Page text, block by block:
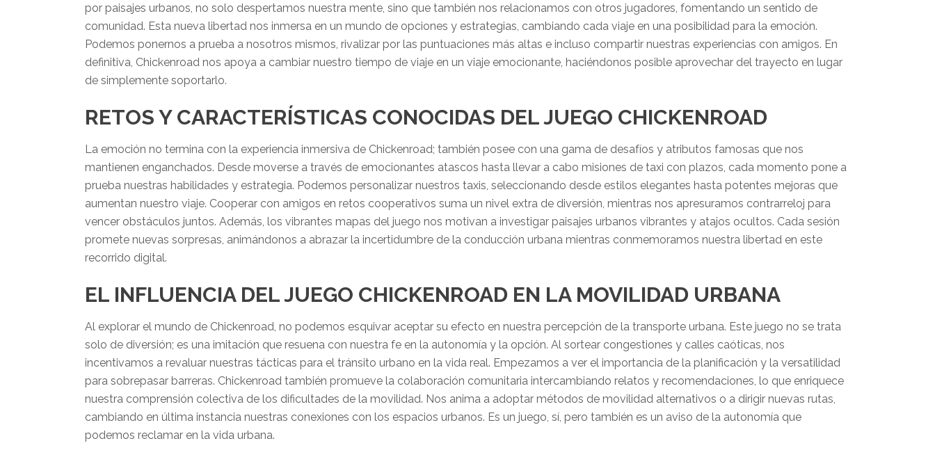
por paisajes urbanos, no solo despertamos nuestra mente, sino que también nos relacionamos con otros jugadores, fomentando un sentido de
comunidad. Esta nueva libertad nos inmersa en un mundo de opciones y estrategias, cambiando cada viaje en una posibilidad para la emoción.
Podemos ponernos a prueba a nosotros mismos, rivalizar por las puntuaciones más altas e incluso compartir nuestras experiencias con amigos. En
definitiva, Chickenroad nos apoya a cambiar nuestro tiempo de viaje en un viaje emocionante, haciéndonos posible aprovechar del trayecto en lugar
de simplemente soportarlo.
RETOS Y CARACTERÍSTICAS CONOCIDAS DEL JUEGO CHICKENROAD
La emoción no termina con la experiencia inmersiva de Chickenroad; también posee con una gama de desafíos y atributos famosas que nos
mantienen enganchados. Desde moverse a través de emocionantes atascos hasta llevar a cabo misiones de taxi con plazos, cada momento pone a
prueba nuestras habilidades y estrategia. Podemos personalizar nuestros taxis, seleccionando desde estilos elegantes hasta potentes mejoras que
aumentan nuestro viaje. Cooperar con amigos en retos cooperativos suma un nivel extra de diversión, mientras nos apresuramos contrarreloj para
vencer obstáculos juntos. Además, los vibrantes mapas del juego nos motivan a investigar paisajes urbanos vibrantes y atajos ocultos. Cada sesión
promete nuevas sorpresas, animándonos a abrazar la incertidumbre de la conducción urbana mientras conmemoramos nuestra libertad en este
recorrido digital.
EL INFLUENCIA DEL JUEGO CHICKENROAD EN LA MOVILIDAD URBANA
Al explorar el mundo de Chickenroad, no podemos esquivar aceptar su efecto en nuestra percepción de la transporte urbana. Este juego no se trata
solo de diversión; es una imitación que resuena con nuestra fe en la autonomía y la opción. Al sortear congestiones y calles caóticas, nos
incentivamos a revaluar nuestras tácticas para el tránsito urbano en la vida real. Empezamos a ver el importancia de la planificación y la versatilidad
para sobrepasar barreras. Chickenroad también promueve la colaboración comunitaria intercambiando relatos y recomendaciones, lo que enriquece
nuestra comprensión colectiva de los dificultades de la movilidad. Nos anima a adoptar métodos de movilidad alternativos o a dirigir nuevas rutas,
cambiando en última instancia nuestras conexiones con los espacios urbanos. Es un juego, sí, pero también es un aviso de la autonomía que
podemos reclamar en la vida urbana.